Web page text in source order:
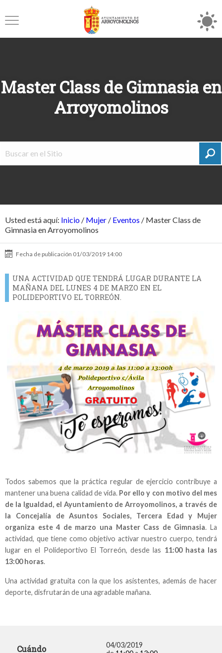
Master Class de Gimnasia en
Arroyomolinos
Usted está aquí: Inicio / Mujer / Eventos / Master Class de
Gimnasia en Arroyomolinos
Fecha de publicación 01/03/2019 14:00
UNA ACTIVIDAD QUE TENDRÁ LUGAR DURANTE LA
MAÑANA DEL LUNES 4 DE MARZO EN EL
POLIDEPORTIVO EL TORREÓN.
Todos sabemos que la práctica regular de ejercicio contribuye a
mantener una buena calidad de vida. Por ello y con motivo del mes
de la Igualdad, el Ayuntamiento de Arroyomolinos, a través de
la Concejalía de Asuntos Sociales, Tercera Edad y Mujer
organiza este 4 de marzo una Master Cass de Gimnasia. La
actividad, que tiene como objetivo activar nuestro cuerpo, tendrá
lugar en el Polideportivo El Torreón, desde las 11:00 hasta las
13:00 horas.
Una actividad gratuita con la que los asistentes, además de hacer
deporte, disfrutarán de una agradable mañana.
Cuándo
04/03/2019